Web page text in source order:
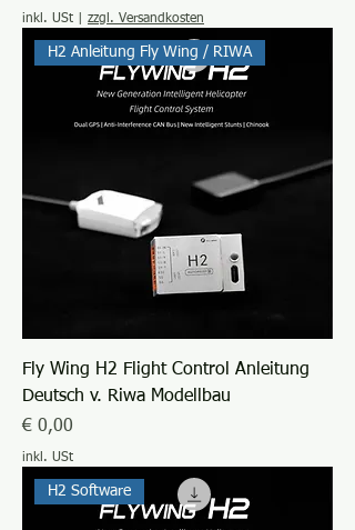
inkl. USt zzgl. Versandkosten
H2 Anleitung Fly Wing / RIWA
Fly Wing H2 Flight Control Anleitung
Deutsch v. Riwa Modellbau
Preis
€ 0,00
inkl. USt
H2 Software